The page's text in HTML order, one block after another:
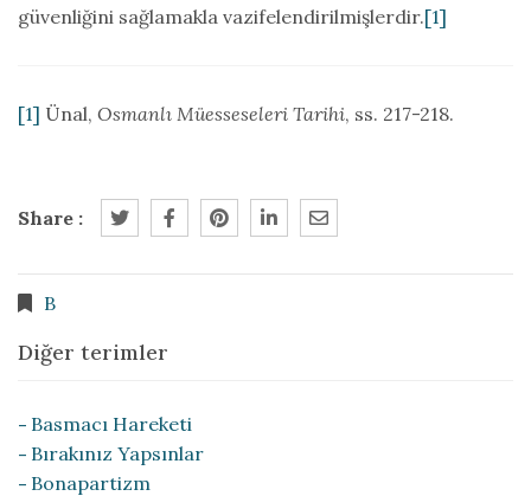
güvenliğini sağlamakla vazifelendirilmişlerdir.[1]
[1] Ünal, Osmanlı Müesseseleri Tarihi, ss. 217-218.
Share :
B
Diğer terimler
Basmacı Hareketi
Bırakınız Yapsınlar
Bonapartizm